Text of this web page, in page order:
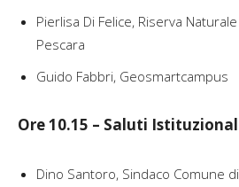
Pierlisa Di Felice, Riserva
Pescara
Guido Fabbri, Geosmartcampus
Ore 10.15 – Saluti
Dino Santoro, Sindaco Comune